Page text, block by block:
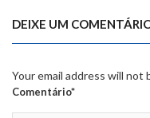
DEIXE UM
Your email address will not
Comentário*